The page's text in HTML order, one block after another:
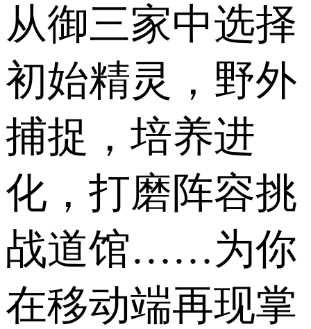
从御三家中选择
初始精灵，野外
捕捉，培养进
化，打磨阵容挑
战道馆……为你
在移动端再现掌